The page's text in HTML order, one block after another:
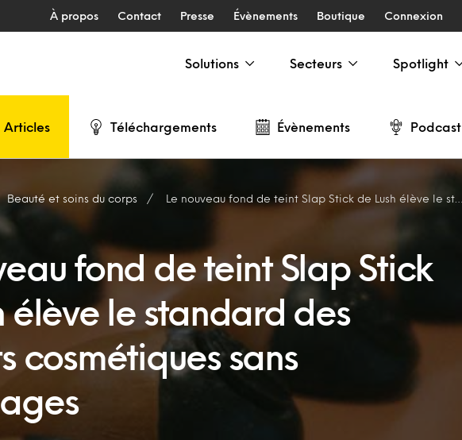
À propos Contact Presse Évènements Boutique Connexion
Solutions Secteurs Spotlight
Articles Téléchargements Évènements Podcast
Beauté et soins du corps Le nouveau fond de teint Slap Stick de Lush élève le standard des produits cosmétiques sans emballages
fond de teint Slap Stick
élève le standard des
cosmétiques sans